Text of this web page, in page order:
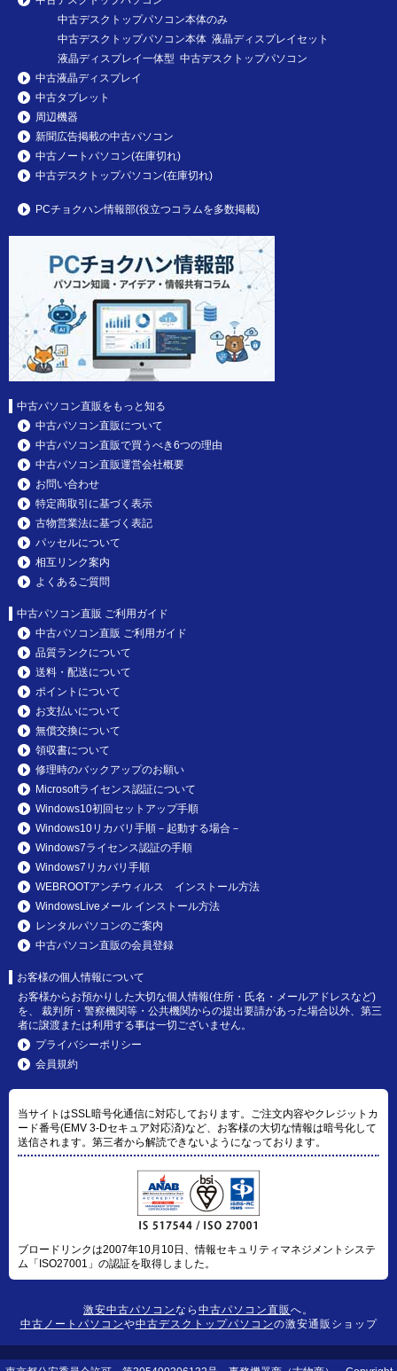
中古デスクトップパソコン本体のみ
中古デスクトップパソコン本体 液晶ディスプレイセット
液晶ディスプレイ一体型 中古デスクトップパソコン
中古液晶ディスプレイ
中古タブレット
周辺機器
新聞広告掲載の中古パソコン
中古ノートパソコン(在庫切れ)
中古デスクトップパソコン(在庫切れ)
PCチョクハン情報部(役立つコラムを多数掲載)
中古パソコン直販をもっと知る
中古パソコン直販について
中古パソコン直販で買うべき6つの理由
中古パソコン直販運営会社概要
お問い合わせ
特定商取引に基づく表示
古物営業法に基づく表記
パッセルについて
相互リンク案内
よくあるご質問
中古パソコン直販 ご利用ガイド
中古パソコン直販 ご利用ガイド
品質ランクについて
送料・配送について
ポイントについて
お支払いについて
無償交換について
領収書について
修理時のバックアップのお願い
Microsoftライセンス認証について
Windows10初回セットアップ手順
Windows10リカバリ手順－起動する場合－
Windows7ライセンス認証の手順
Windows7リカバリ手順
WEBROOTアンチウィルス インストール方法
WindowsLiveメール インストール方法
レンタルパソコンのご案内
中古パソコン直販の会員登録
お客様の個人情報について
お客様からお預かりした大切な個人情報(住所・氏名・メールアドレスなど)
を、 裁判所・警察機関等・公共機関からの提出要請があった場合以外、第三
者に譲渡または利用する事は一切ございません。
プライバシーポリシー
会員規約
当サイトはSSL暗号化通信に対応しております。ご注文内容やクレジットカ
ード番号(EMV 3-Dセキュア対応済)など、お客様の大切な情報は暗号化して
送信されます。第三者から解読できないようになっております。
ブロードリンクは2007年10月10日、情報セキュリティマネジメントシステ
ム「ISO27001」の認証を取得しました。
激安中古パソコンなら 中古パソコン直販 へ。
中古ノートパソコンや中古デスクトップパソコンの激安通販ショップ